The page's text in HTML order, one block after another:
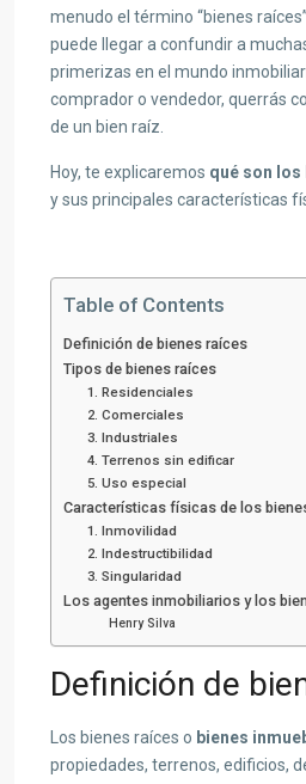
menudo el término “bienes
puede llegar a confundir a
primerizas en el mundo
comprador o vendedor, querrás
de un bien raíz.
Hoy, te explicaremos qué son los
y sus principales características
Table of Contents
Definición de bienes raíces
Tipos de bienes raíces
1. Residenciales
2. Comerciales
3. Industriales
4. Terrenos sin edificar
5. Uso especial
Características físicas de los
1. Inmovilidad
2. Indestructibilidad
3. Singularidad
Los agentes inmobiliarios y los
Henry Silva
Definición de
Los bienes raíces o bienes
propiedades, terrenos, edificios,